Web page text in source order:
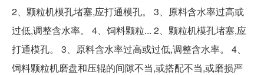
2、颗粒机模孔堵塞,应打通模孔。 3、原料含水率过高或
过低,调整含水率。 4、饲料颗粒... 2、颗粒机模孔堵塞,应
打通模孔。 3、原料含水率过高或过低,调整含水率。 4、
饲料颗粒机磨盘和压辊的间隙不当,或搭配不当,或磨损严